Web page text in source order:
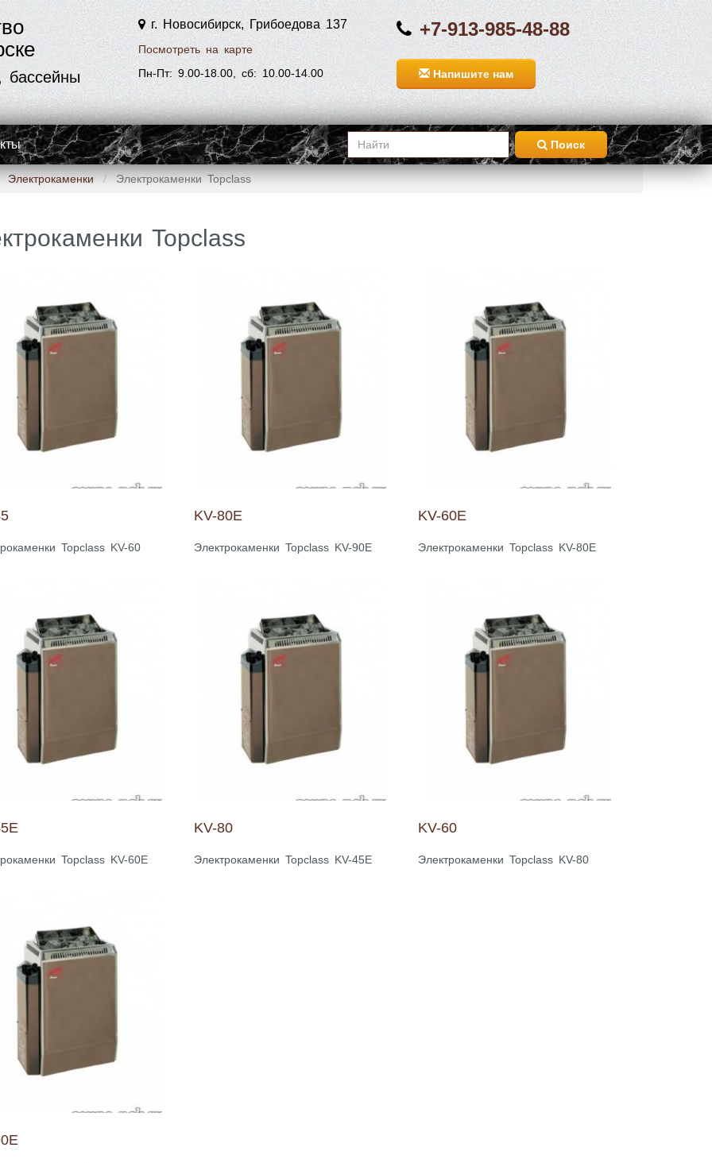
г. Новосибирск, Грибоедова 137
Посмотреть на карте
Пн-Пт: 9.00-18.00, сб: 10.00-14.00
+7-913-985-48-88
Напишите нам
Поиск
Электрокаменки Электрокаменки Topclass
Topclass
Topclass KV-60
KV-80E
Электрокаменки Topclass KV-90E
KV-60E
Электрокаменки Topclass KV-80E
Topclass KV-60E
KV-80
Электрокаменки Topclass KV-45E
KV-60
Электрокаменки Topclass KV-80